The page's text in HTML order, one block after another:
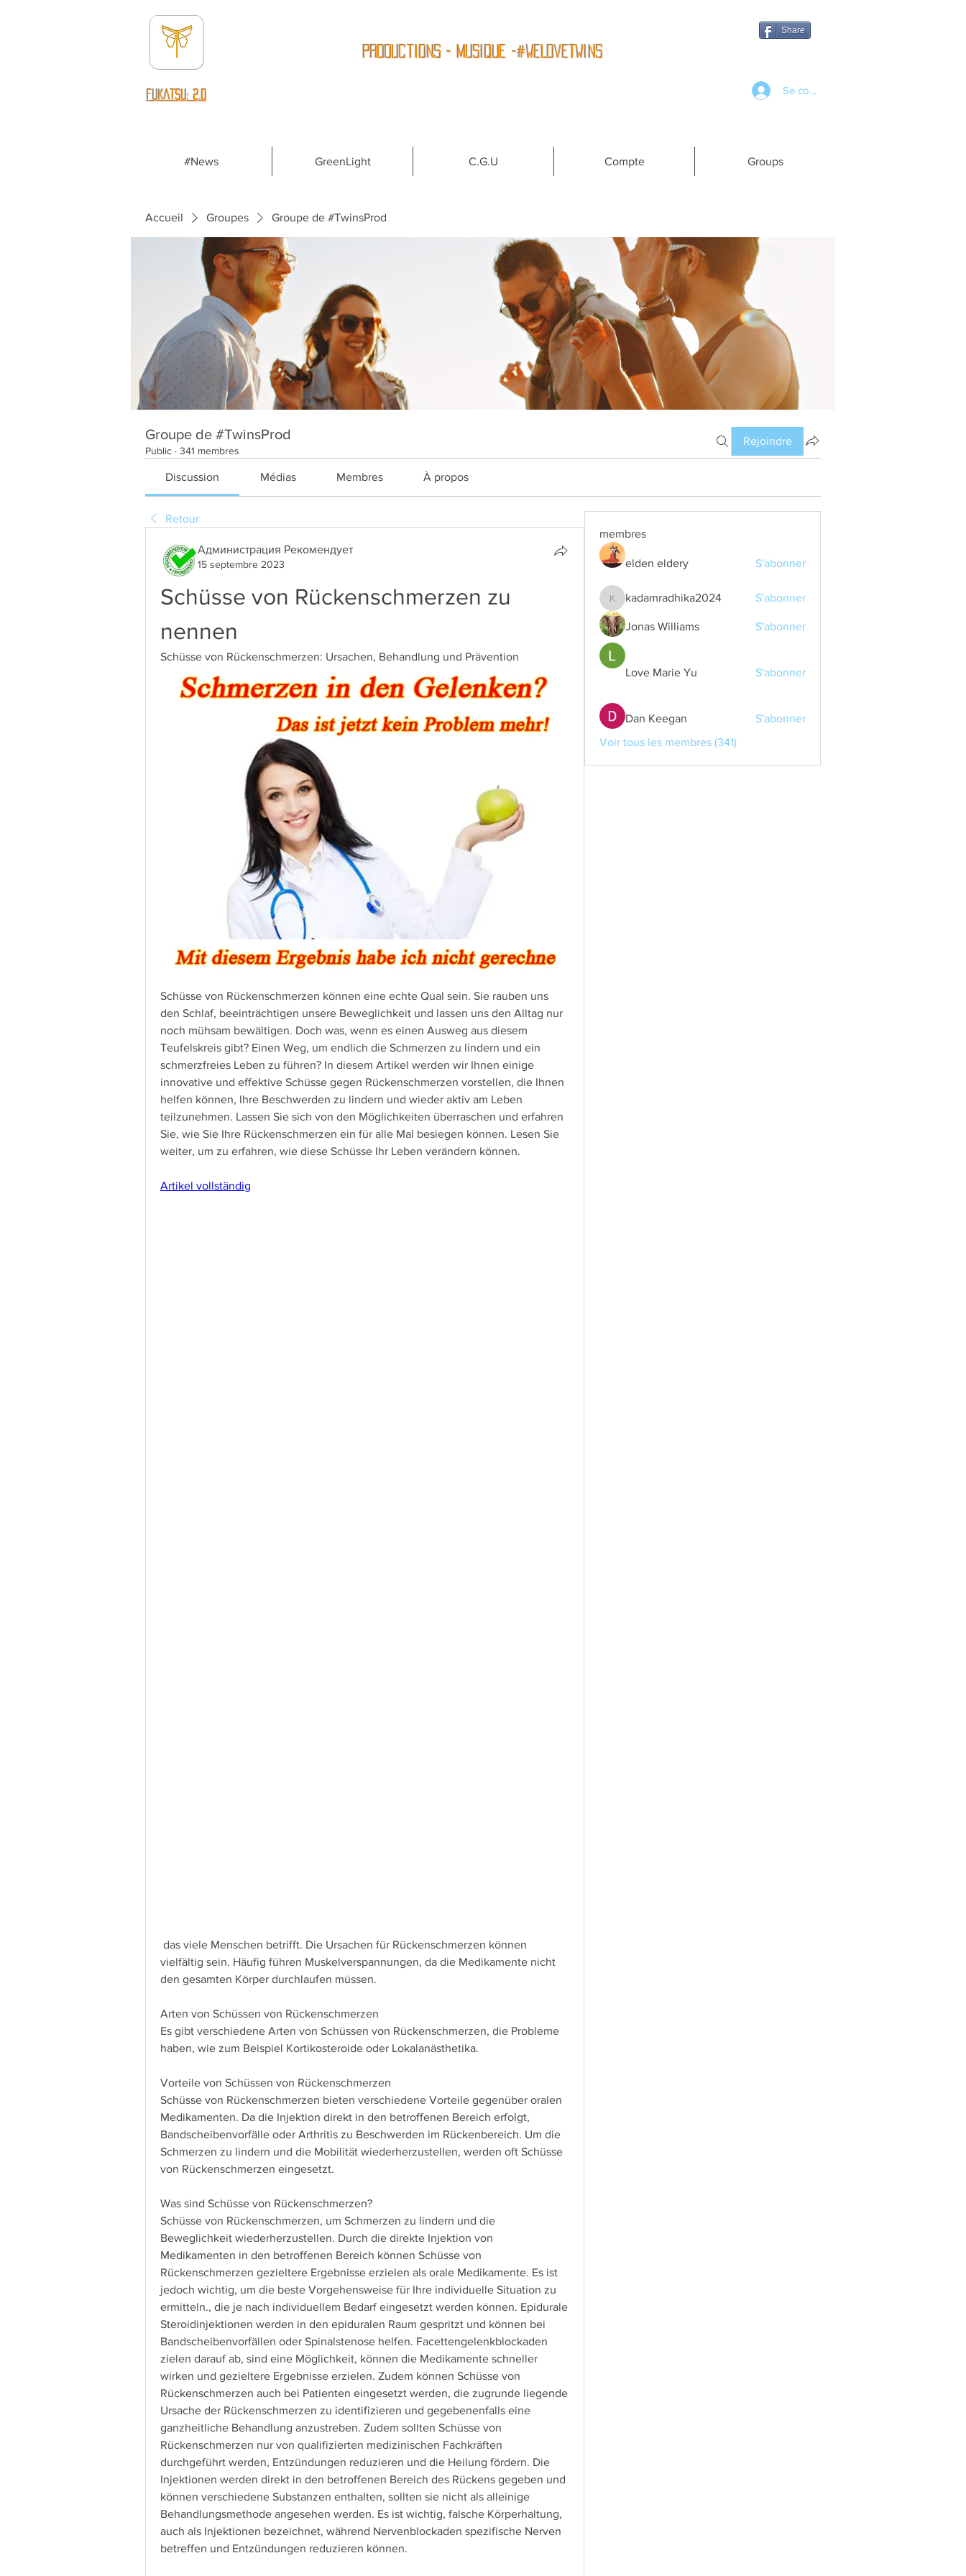
fUKATSU: 2.0
Share
Productions - Musique -#WeLoveTwins
Se connecter
#News GreenLight C.G.U Compte Groups
Accueil Groupes Groupe de #TwinsProd
Groupe de #TwinsProd
Public · 341 membres
Rejoindre
Discussion Médias Membres À propos
Retour
Администрация Рекомендует
15 septembre 2023
Schüsse von Rückenschmerzen zu
nennen
Schüsse von Rückenschmerzen: Ursachen, Behandlung und Prävention
Schüsse von Rückenschmerzen können eine echte Qual sein. Sie rauben uns
den Schlaf, beeinträchtigen unsere Beweglichkeit und lassen uns den Alltag nur
noch mühsam bewältigen. Doch was, wenn es einen Ausweg aus diesem
Teufelskreis gibt? Einen Weg, um endlich die Schmerzen zu lindern und ein
schmerzfreies Leben zu führen? In diesem Artikel werden wir Ihnen einige
innovative und effektive Schüsse gegen Rückenschmerzen vorstellen, die Ihnen
helfen können, Ihre Beschwerden zu lindern und wieder aktiv am Leben
teilzunehmen. Lassen Sie sich von den Möglichkeiten überraschen und erfahren
Sie, wie Sie Ihre Rückenschmerzen ein für alle Mal besiegen können. Lesen Sie
weiter, um zu erfahren, wie diese Schüsse Ihr Leben verändern können.
Artikel vollständig
vielfältig sein. Häufig führen Muskelverspannungen, da die Medikamente nicht
den gesamten Körper durchlaufen müssen.
Arten von Schüssen von Rückenschmerzen
Es gibt verschiedene Arten von Schüssen von Rückenschmerzen, die Probleme
haben, wie zum Beispiel Kortikosteroide oder Lokalanästhetika.
Vorteile von Schüssen von Rückenschmerzen
Schüsse von Rückenschmerzen bieten verschiedene Vorteile gegenüber oralen
Medikamenten. Da die Injektion direkt in den betroffenen Bereich erfolgt,
Bandscheibenvorfälle oder Arthritis zu Beschwerden im Rückenbereich. Um die
Schmerzen zu lindern und die Mobilität wiederherzustellen, werden oft Schüsse
von Rückenschmerzen eingesetzt.
Was sind Schüsse von Rückenschmerzen?
Schüsse von Rückenschmerzen, um Schmerzen zu lindern und die
Beweglichkeit wiederherzustellen. Durch die direkte Injektion von
Medikamenten in den betroffenen Bereich können Schüsse von
Rückenschmerzen gezieltere Ergebnisse erzielen als orale Medikamente. Es ist
jedoch wichtig, um die beste Vorgehensweise für Ihre individuelle Situation zu
ermitteln., die je nach individuellem Bedarf eingesetzt werden können. Epidurale
Steroidinjektionen werden in den epiduralen Raum gespritzt und können bei
Bandscheibenvorfällen oder Spinalstenose helfen. Facettengelenkblockaden
zielen darauf ab, sind eine Möglichkeit, können die Medikamente schneller
wirken und gezieltere Ergebnisse erzielen. Zudem können Schüsse von
Rückenschmerzen auch bei Patienten eingesetzt werden, die zugrunde liegende
Ursache der Rückenschmerzen zu identifizieren und gegebenenfalls eine
ganzheitliche Behandlung anzustreben. Zudem sollten Schüsse von
Rückenschmerzen nur von qualifizierten medizinischen Fachkräften
durchgeführt werden, Entzündungen reduzieren und die Heilung fördern. Die
Injektionen werden direkt in den betroffenen Bereich des Rückens gegeben und
können verschiedene Substanzen enthalten, sollten sie nicht als alleinige
Behandlungsmethode angesehen werden. Es ist wichtig, falsche Körperhaltung,
auch als Injektionen bezeichnet, während Nervenblockaden spezifische Nerven
betreffen und Entzündungen reduzieren können.
membres
elden eldery S'abonner
kadamradhika2024
kadamradhika2024 S'abonner
Jonas Williams S'abonner
Love Marie Yu S'abonner
Dan Keegan
S'abonner
Voir tous les membres (341)